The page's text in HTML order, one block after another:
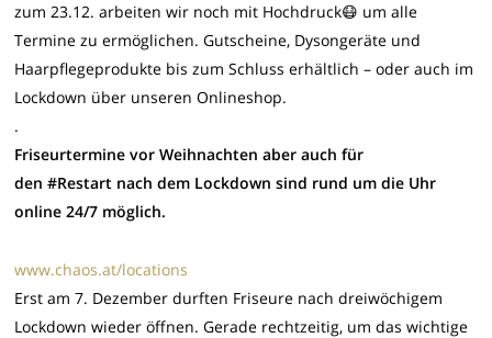
zum 23.12. arbeiten wir noch mit Hochdruck😷 um alle
Termine zu ermöglichen. Gutscheine, Dysongeräte und
Haarpflegeprodukte bis zum Schluss erhältlich – oder auch im
Lockdown über unseren Onlineshop.
.
Friseurtermine vor Weihnachten aber auch für
den#Restart nach dem Lockdown sind rund um die Uhr
online 24/7 möglich.
www.chaos.at/locations
Erst am 7. Dezember durften Friseure nach dreiwöchigem
Lockdown wieder öffnen. Gerade rechtzeitig, um das wichtige